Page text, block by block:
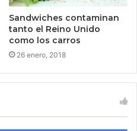
Sandwiches contaminan
tanto el Reino Unido
como los carros
26 enero, 2018